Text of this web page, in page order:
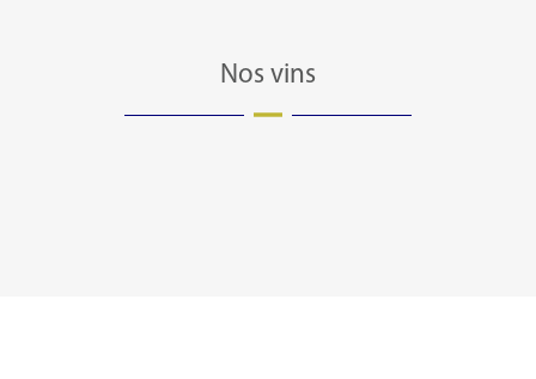
Nos vins